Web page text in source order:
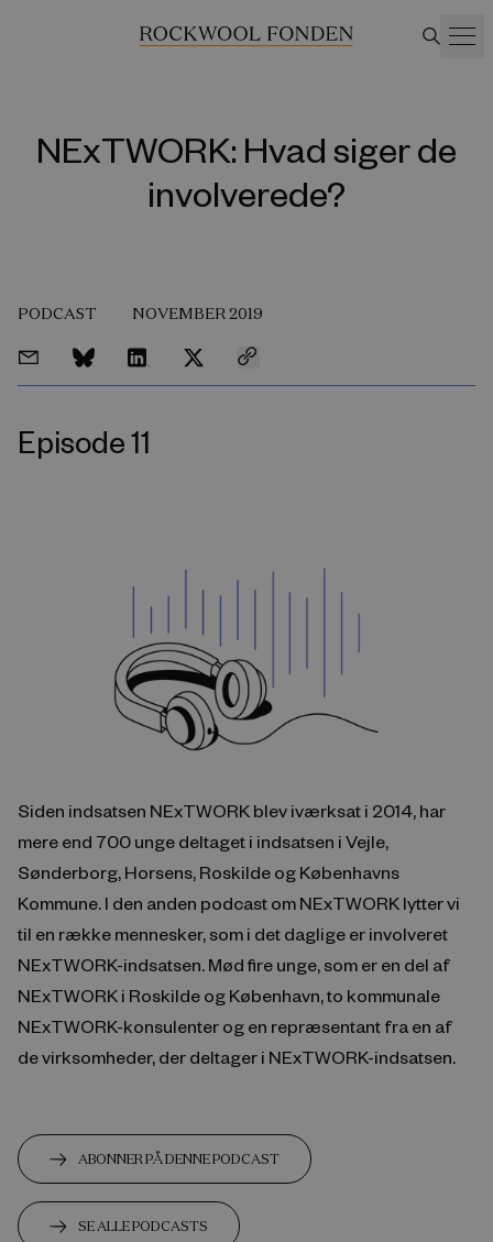
NExTWORK: Hvad siger de
involverede?
PODCAST NOVEMBER 2019
Episode 11
Siden indsatsen NExTWORK blev iværksat i 2014, har
mere end 700 unge deltaget i indsatsen i Vejle,
Sønderborg, Horsens, Roskilde og Københavns
Kommune. I den anden podcast om NExTWORK lytter vi
til en række mennesker, som i det daglige er involveret
NExTWORK-indsatsen. Mød fire unge, som er en del af
NExTWORK i Roskilde og København, to kommunale
NExTWORK-konsulenter og en repræsentant fra en af
de virksomheder, der deltager i NExTWORK-indsatsen.
ABONNER PÅ DENNE PODCAST
SE ALLE PODCASTS